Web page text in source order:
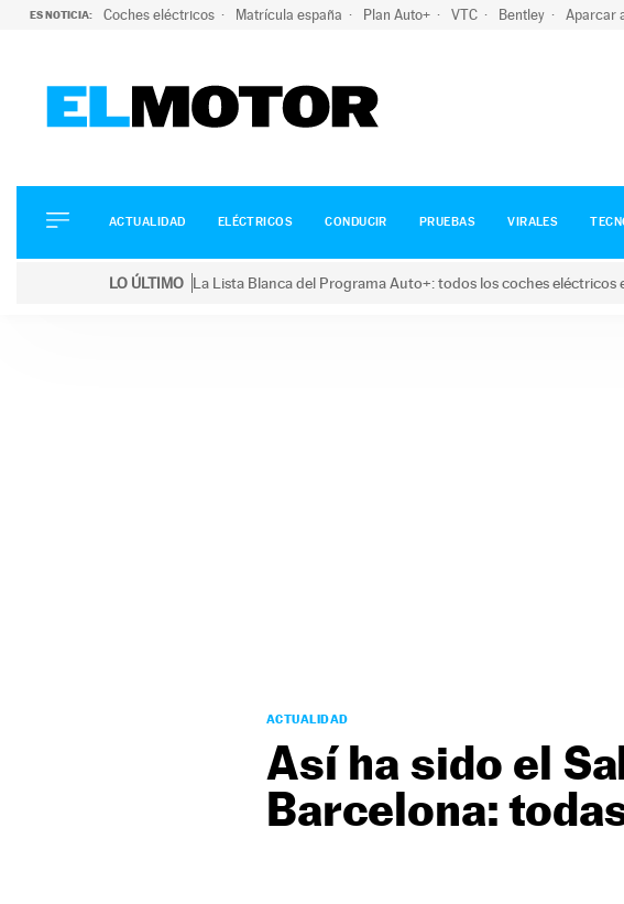
ES NOTICIA: Coches eléctricos Matrícula españa Plan Auto+ VTC Bentley Aparcar
ELÉCTRICOS
CONDUCIR
ACTUALIDAD ELÉCTRICOS CONDUCIR PRUEBAS VIRALES
LO ÚLTIMO La Lista Blanca del Programa Auto+: todos los coches
ACTUALIDAD
Así ha sido el
Barcelona: